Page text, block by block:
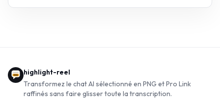
highlight-reel
Transformez le chat AI sélectionné en PNG et Pro Link
raffinés sans faire glisser toute la transcription.